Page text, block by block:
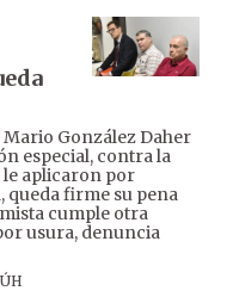
González Daher
especial, contra la
le aplicaron por
queda firme su pena
cumple otra
usura, denuncia